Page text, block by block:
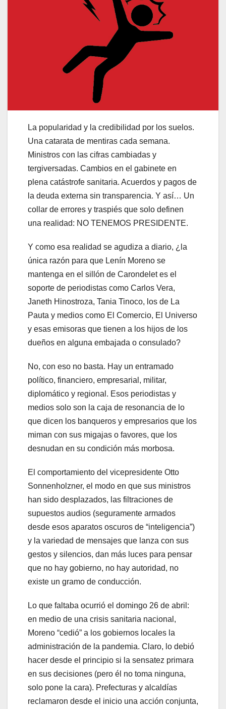
La popularidad y la credibilidad por los suelos.
Una catarata de mentiras cada semana.
Ministros con las cifras cambiadas y
tergiversadas. Cambios en el gabinete en
plena catástrofe sanitaria. Acuerdos y pagos de
la deuda externa sin transparencia. Y así… Un
collar de errores y traspiés que solo definen
una realidad: NO TENEMOS PRESIDENTE.
Y como esa realidad se agudiza a diario, ¿la
única razón para que Lenín Moreno se
mantenga en el sillón de Carondelet es el
soporte de periodistas como Carlos Vera,
Janeth Hinostroza, Tania Tinoco, los de La
Pauta y medios como El Comercio, El Universo
y esas emisoras que tienen a los hijos de los
dueños en alguna embajada o consulado?
No, con eso no basta. Hay un entramado
político, financiero, empresarial, militar,
diplomático y regional. Esos periodistas y
medios solo son la caja de resonancia de lo
que dicen los banqueros y empresarios que los
miman con sus migajas o favores, que los
desnudan en su condición más morbosa.
El comportamiento del vicepresidente Otto
Sonnenholzner, el modo en que sus ministros
han sido desplazados, las filtraciones de
supuestos audios (seguramente armados
desde esos aparatos oscuros de “inteligencia”)
y la variedad de mensajes que lanza con sus
gestos y silencios, dan más luces para pensar
que no hay gobierno, no hay autoridad, no
existe un gramo de conducción.
Lo que faltaba ocurrió el domingo 26 de abril:
en medio de una crisis sanitaria nacional,
Moreno “cedió” a los gobiernos locales la
administración de la pandemia. Claro, lo debió
hacer desde el principio si la sensatez primara
en sus decisiones (pero él no toma ninguna,
solo pone la cara). Prefecturas y alcaldías
reclamaron desde el inicio una acción conjunta,